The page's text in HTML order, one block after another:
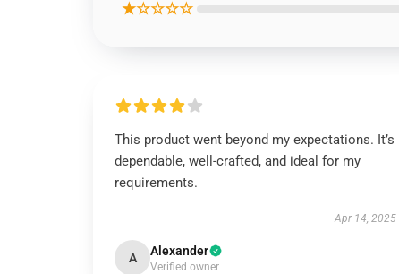
★☆☆☆☆
This product went beyond my expectations. It’s
dependable, well-crafted, and ideal for my
requirements.
Apr 14, 2025
A Alexander
Verified owner